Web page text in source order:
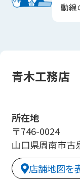
動線
青木工務店
所在地
〒746-0024
山口県周南市古
店舗地図を